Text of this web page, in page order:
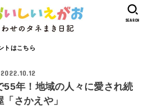
トはこちら
SEARCH
2022.10.12
55年！地域の人々に愛され続
さかえや」